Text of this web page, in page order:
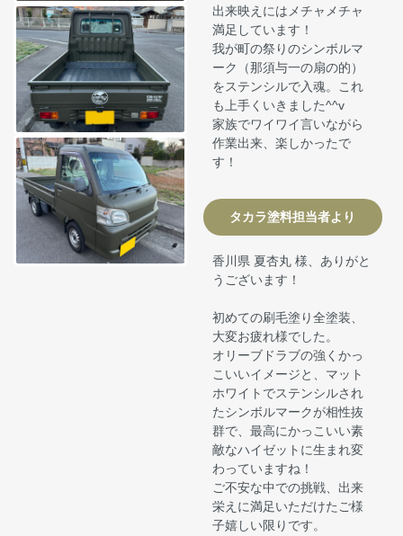
出来映えにはメチャメチャ
満足しています！
我が町の祭りのシンボルマ
ーク（那須与一の扇の的）
をステンシルで入魂。これ
も上手くいきました^^v
家族でワイワイ言いながら
作業出来、楽しかったで
す！
タカラ塗料担当者より
香川県 夏杏丸 様、ありがと
うございます！
初めての刷毛塗り全塗装、
大変お疲れ様でした。
オリーブドラブの強くかっ
こいいイメージと、マット
ホワイトでステンシルされ
たシンボルマークが相性抜
群で、最高にかっこいい素
敵なハイゼットに生まれ変
わっていますね！
ご不安な中での挑戦、出来
栄えに満足いただけたご様
子嬉しい限りです。